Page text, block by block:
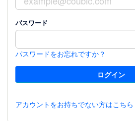
パスワード
パスワードをお忘れですか？
アカウントをお持ちでない方はこちら